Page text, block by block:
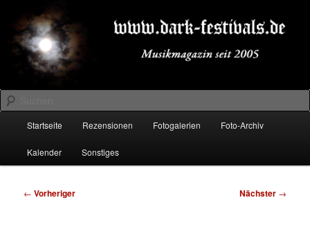
primären
Inhalt
springenDARK-FESTIVALS.DE
Suchen
Startseite Rezensionen Fotogalerien Foto-Archiv
Kalender Sonstiges
Beitragsnavigation
← Vorheriger Nächster →